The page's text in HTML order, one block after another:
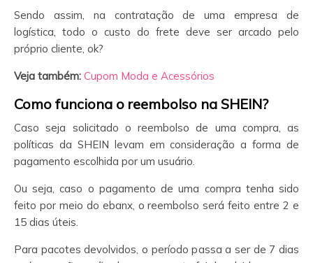
Sendo assim, na contratação de uma empresa de
logística, todo o custo do frete deve ser arcado pelo
próprio cliente, ok?
Veja também: Cupom Moda e Acessórios
Como funciona o reembolso na SHEIN?
Caso seja solicitado o reembolso de uma compra, as
políticas da SHEIN levam em consideração a forma de
pagamento escolhida por um usuário.
Ou seja, caso o pagamento de uma compra tenha sido
feito por meio do ebanx, o reembolso será feito entre 2 e
15 dias úteis.
Para pacotes devolvidos, o período passa a ser de 7 dias